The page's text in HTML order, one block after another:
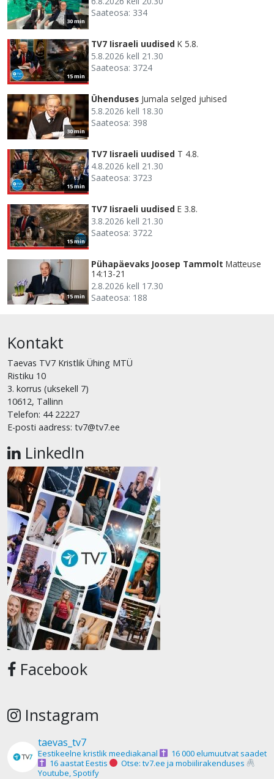
30 min
Saateosa: 334
15 min
TV7 Iisraeli uudised K 5.8.
5.8.2026 kell 21.30
Saateosa: 3724
30 min
Ühenduses Jumala selged juhised
5.8.2026 kell 18.30
Saateosa: 398
15 min
TV7 Iisraeli uudised T 4.8.
4.8.2026 kell 21.30
Saateosa: 3723
15 min
TV7 Iisraeli uudised E 3.8.
3.8.2026 kell 21.30
Saateosa: 3722
15 min
Pühapäevaks Joosep Tammolt Matteuse
14:13-21
2.8.2026 kell 17.30
Saateosa: 188
Kontakt
Taevas TV7 Kristlik Ühing MTÜ
Ristiku 10
3. korrus (uksekell 7)
10612, Tallinn
Telefon: 44 22227
E-posti aadress: tv7@tv7.ee
LinkedIn
Facebook
Instagram
taevas_tv7
Eestikeelne kristlik meediakanal
16 000 elumuutvat saadet
16 aastat Eestis
Otse: tv7.ee ja mobiilirakenduses
Youtube, Spotify